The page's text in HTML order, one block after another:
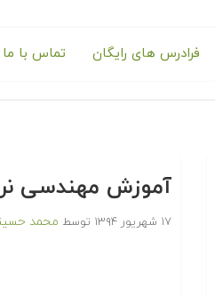
فرادرس های رایگان تماس با ما
آموزش مهندسی نرم
۱۷ شهریور ۱۳۹۴ توسط محمد